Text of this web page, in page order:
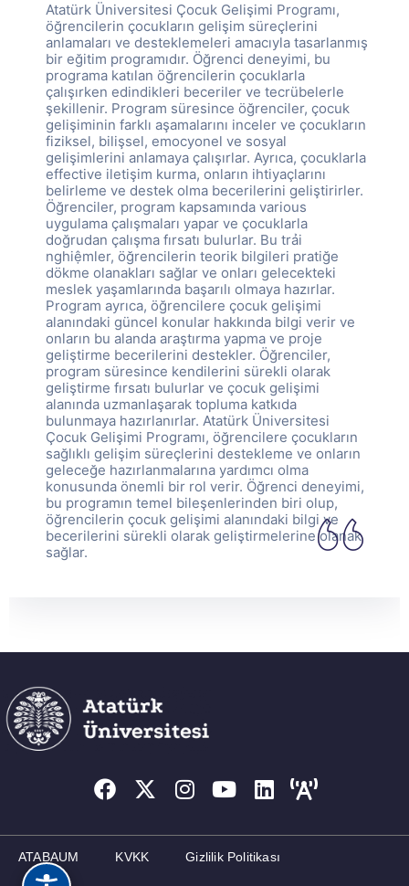
Atatürk Üniversitesi Çocuk Gelişimi Programı,
öğrencilerin çocukların gelişim süreçlerini
anlamaları ve desteklemeleri amacıyla tasarlanmış
bir eğitim programıdır. Öğrenci deneyimi, bu
programa katılan öğrencilerin çocuklarla
çalışırken edindikleri beceriler ve tecrübelerle
şekillenir. Program süresince öğrenciler, çocuk
gelişiminin farklı aşamalarını inceler ve çocukların
fiziksel, bilişsel, emocyonel ve sosyal
gelişimlerini anlamaya çalışırlar. Ayrıca, çocuklarla
effective iletişim kurma, onların ihtiyaçlarını
belirleme ve destek olma becerilerini geliştirirler.
Öğrenciler, program kapsamında various
uygulama çalışmaları yapar ve çocuklarla
doğrudan çalışma fırsatı bulurlar. Bu trải
nghiệmler, öğrencilerin teorik bilgileri pratiğe
dökme olanakları sağlar ve onları gelecekteki
meslek yaşamlarında başarılı olmaya hazırlar.
Program ayrıca, öğrencilere çocuk gelişimi
alanındaki güncel konular hakkında bilgi verir ve
onların bu alanda araştırma yapma ve proje
geliştirme becerilerini destekler. Öğrenciler,
program süresince kendilerini sürekli olarak
geliştirme fırsatı bulurlar ve çocuk gelişimi
alanında uzmanlaşarak topluma katkıda
bulunmaya hazırlanırlar. Atatürk Üniversitesi
Çocuk Gelişimi Programı, öğrencilere çocukların
sağlıklı gelişim süreçlerini destekleme ve onların
geleceğe hazırlanmalarına yardımcı olma
konusunda önemli bir rol verir. Öğrenci deneyimi,
bu programın temel bileşenlerinden biri olup,
öğrencilerin çocuk gelişimi alanındaki bilgi ve
becerilerini sürekli olarak geliştirmelerine olanak
sağlar.
ATABAUM KVKK Gizlilik Politikası